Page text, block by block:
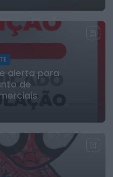
alerta para
de